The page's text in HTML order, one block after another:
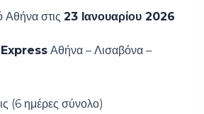
στις 23 Ιανουαρίου 2026
Αθήνα – Λισαβόνα –
(6 ημέρες σύνολο)